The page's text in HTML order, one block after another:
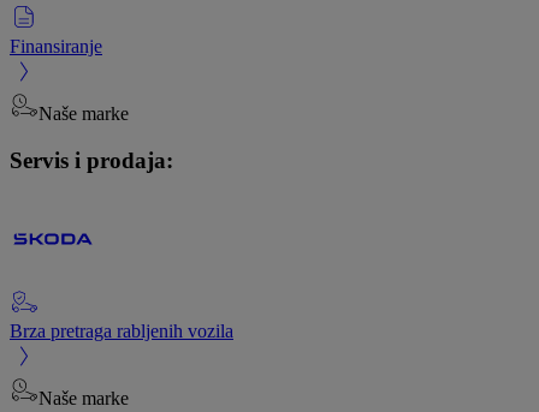
Finansiranje
Naše marke
Servis i prodaja:
Brza pretraga rabljenih vozila
Naše marke